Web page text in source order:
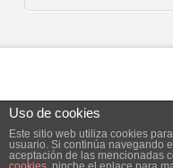
Uso de cookies
Este sitio web utiliza cookies
usuario. Si continúa navegando
aceptación de las mencionadas